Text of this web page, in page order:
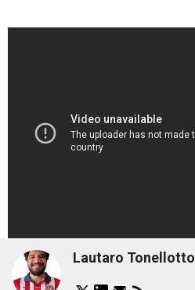
Lautaro Tonellotto